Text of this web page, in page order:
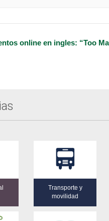
online en ingles: “Too
Transporte y
movilidad